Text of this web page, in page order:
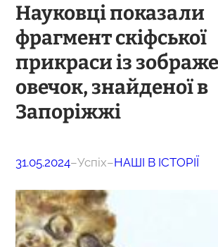
Науковці показали
фрагмент скіфської
прикраси із
овечок, знайденої в
Запоріжжі
31.05.2024–Успіх–НАШІ В ІСТОРІЇ